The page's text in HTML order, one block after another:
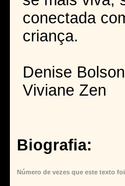
conectada
criança.
Denise Bolson
Viviane Zen
Biografia:
Número de vezes que este texto